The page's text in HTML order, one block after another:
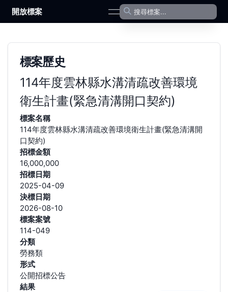
開放標案 open navigation menu
標案歷史
114年度雲林縣水溝清疏改善環境
衛生計畫(緊急清溝開口契約)
標案名稱
114年度雲林縣水溝清疏改善環境衛生計畫(緊急清溝開
口契約)
招標金額
16,000,000
招標日期
2025-04-09
決標日期
2026-08-10
標案案號
114-049
分類
勞務類
形式
公開招標公告
結果